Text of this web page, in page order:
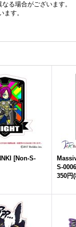
る場合がございます。
す。
[Non-S-
S-0006
350円